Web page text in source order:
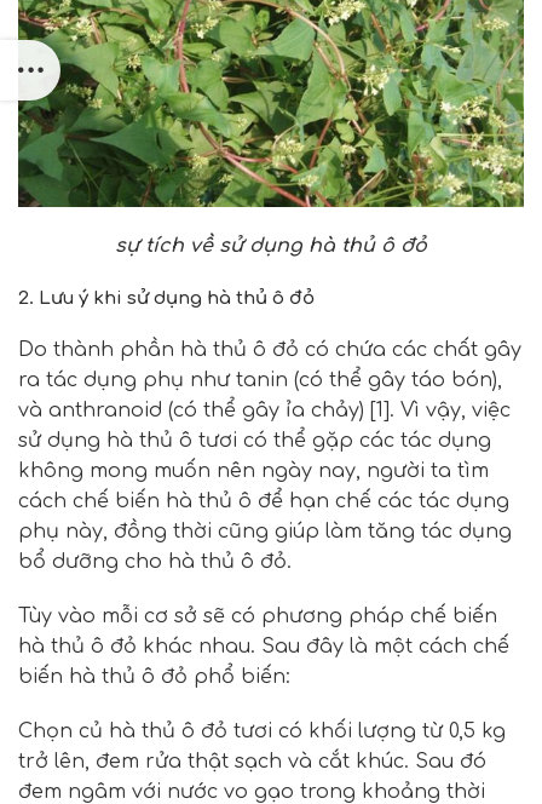
sự tích về sử dụng hà thủ ô đỏ
2. Lưu ý khi sử dụng hà thủ ô đỏ
Do thành phần hà thủ ô đỏ có chứa các chất gây
ra tác dụng phụ như tanin (có thể gây táo bón),
và anthranoid (có thể gây ỉa chảy) [1]. Vì vậy, việc
sử dụng hà thủ ô tươi có thể gặp các tác dụng
không mong muốn nên ngày nay, người ta tìm
cách chế biến hà thủ ô để hạn chế các tác dụng
phụ này, đồng thời cũng giúp làm tăng tác dụng
bổ dưỡng cho hà thủ ô đỏ.
Tùy vào mỗi cơ sở sẽ có phương pháp chế biến
hà thủ ô đỏ khác nhau. Sau đây là một cách chế
biến hà thủ ô đỏ phổ biến:
Chọn củ hà thủ ô đỏ tươi có khối lượng từ 0,5 kg
trở lên, đem rửa thật sạch và cắt khúc. Sau đó
đem ngâm với nước vo gạo trong khoảng thời